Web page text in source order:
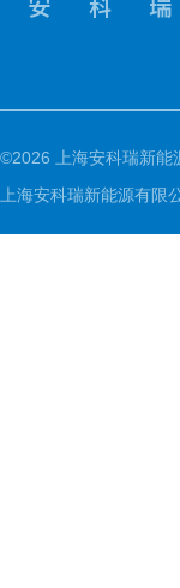
©2026 上海安科瑞新能
上海安科瑞新能源有